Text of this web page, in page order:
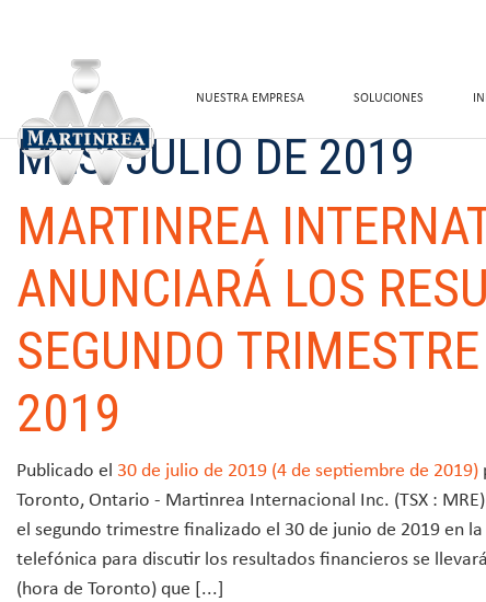
NUESTRA EMPRESA SOLUCIONES
MES:JULIO DE 2019
MARTINREA
ANUNCIARÁ LOS
SEGUNDO
2019
Publicado el 30 de julio de 2019 (4 de septiembre de 2019)
Toronto, Ontario - Martinrea Internacional Inc. (TSX :
el segundo trimestre finalizado el 30 de junio de 2019 en
telefónica para discutir los resultados financieros se
(hora de Toronto) que [...]